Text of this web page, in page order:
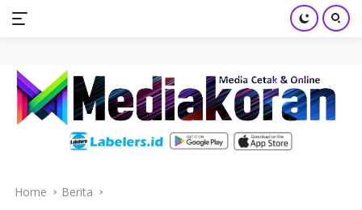
Skip
content
Home Berita